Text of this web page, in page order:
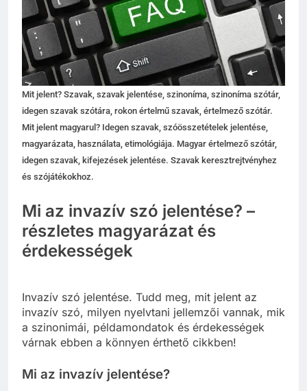
Mit jelent? Szavak, szavak jelentése, szinoníma, szinoníma szótár,
idegen szavak szótára, rokon értelmű szavak, értelmező szótár.
Mit jelent magyarul? Idegen szavak, szóösszetételek jelentése,
magyarázata, használata, etimológiája. Magyar értelmező szótár,
idegen szavak, kifejezések jelentése. Szavak keresztrejtvényhez
és szójátékokhoz.
Mi az invazív szó jelentése? –
részletes magyarázat és
érdekességek
Invazív szó jelentése. Tudd meg, mit jelent az
invazív szó, milyen nyelvtani jellemzői vannak, mik
a szinonimái, példamondatok és érdekességek
várnak ebben a könnyen érthető cikkben!
Mi az invazív jelentése?